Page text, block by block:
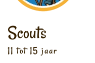
Scouts
11 tot 15 jaar